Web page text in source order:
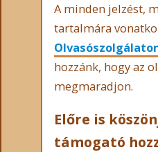
A minden jelzést,
tartalmára
hozzánk, hogy az
megmaradjon.
Előre is
támogató